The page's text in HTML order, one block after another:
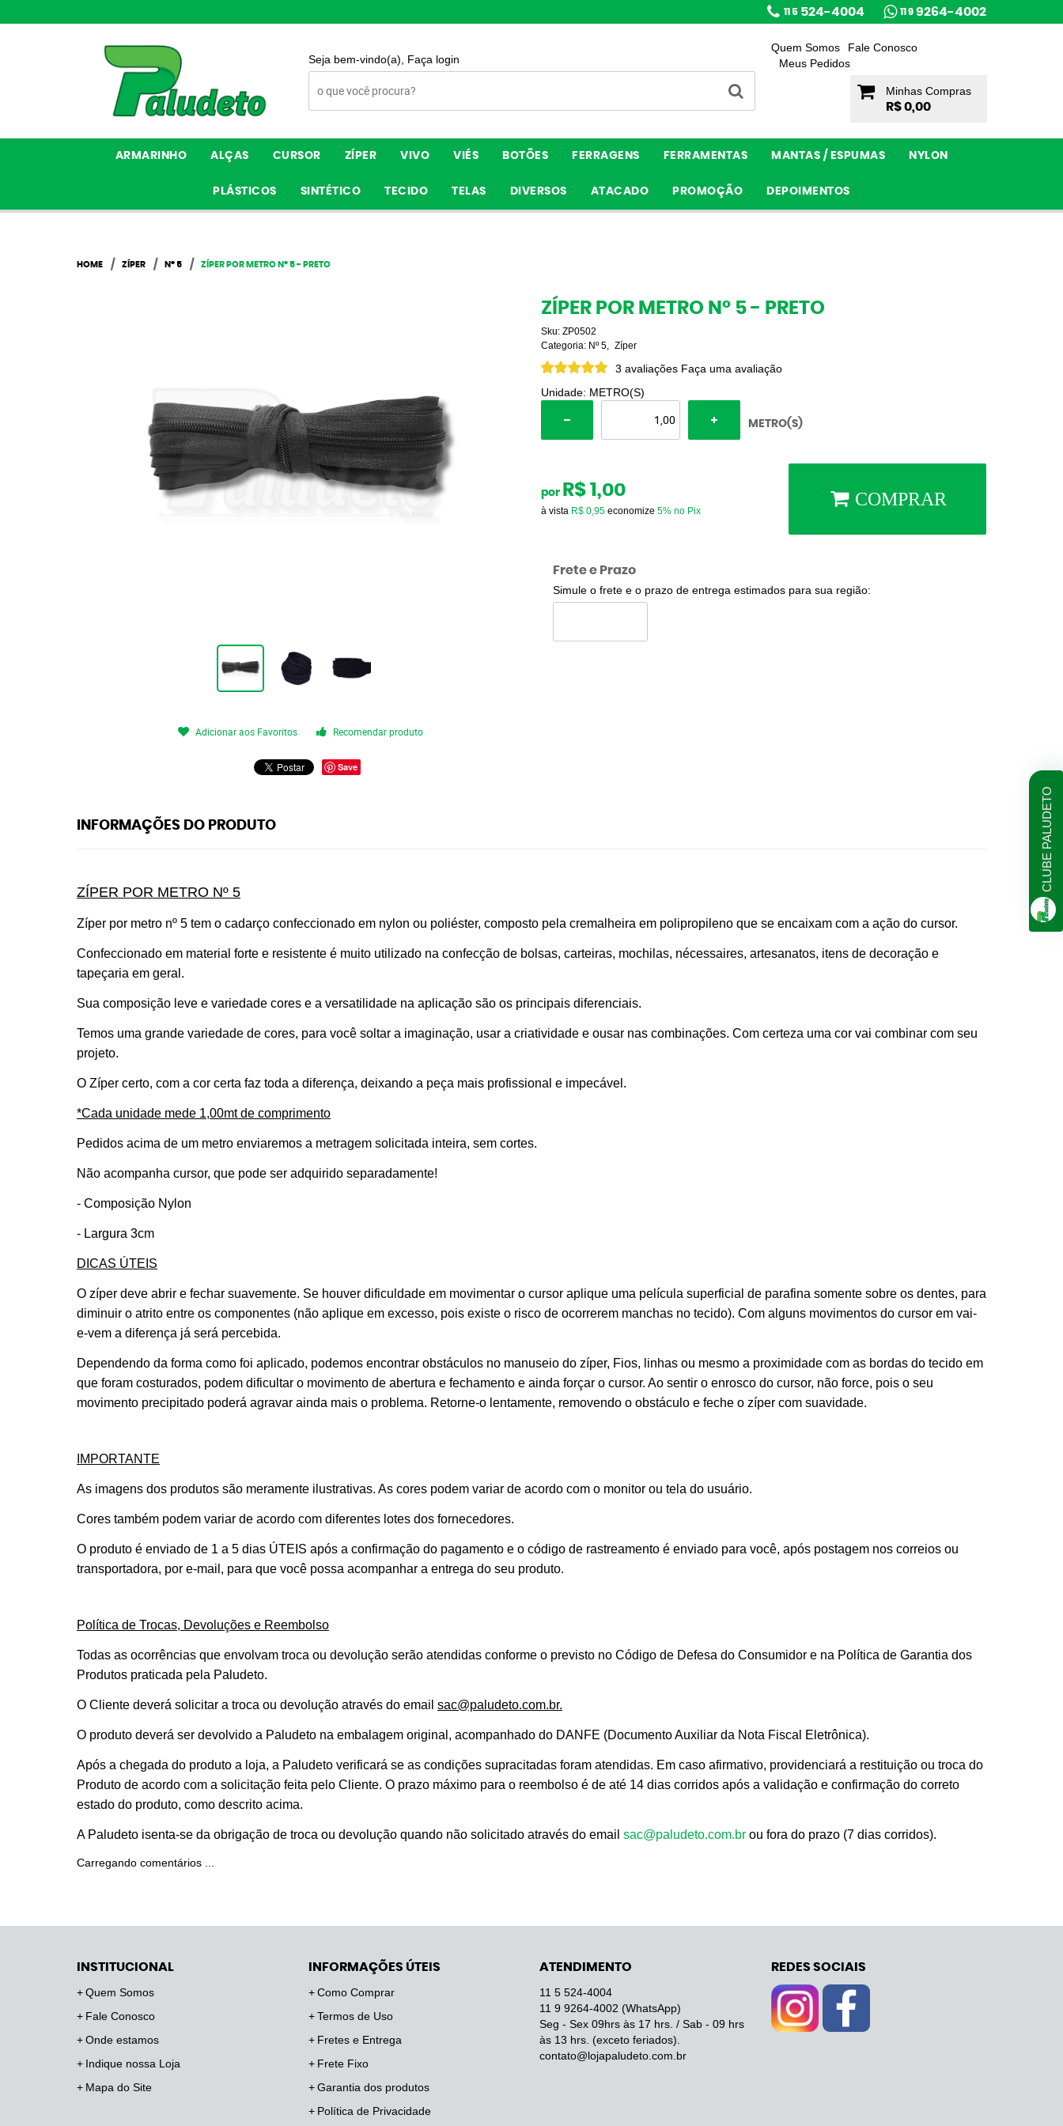
11 5 524-4004 11 9 9264-4002
Seja bem-vindo(a), Faça login
Quem Somos
Fale Conosco
Meus Pedidos
Minhas Compras
R$ 0,00
ARMARINHO ALÇAS CURSOR ZÍPER VIVO VIÉS BOTÕES FERRAGENS FERRAMENTAS MANTAS / ESPUMAS NYLON
PLÁSTICOS SINTÉTICO TECIDO TELAS DIVERSOS ATACADO PROMOÇÃO DEPOIMENTOS
HOME ZÍPER Nº 5 ZÍPER POR METRO Nº 5 - PRETO
Adicionar aos Favoritos Recomendar produto
Save
ZÍPER POR METRO Nº 5 - PRETO
Sku: ZP0502
Categoria: Nº 5 Zíper
3 avaliações Faça uma avaliação
Unidade: METRO(S)
METRO(S)
por R$ 1,00
à vista R$ 0,95economize 5% no Pix
COMPRAR
Frete e Prazo
Simule o frete e o prazo de entrega estimados para sua região:
INFORMAÇÕES DO PRODUTO
ZÍPER POR METRO Nº 5
Zíper por metro nº 5 tem o cadarço confeccionado em nylon ou poliéster, composto pela cremalheira em polipropileno que se encaixam com a ação do cursor.
Confeccionado em material forte e resistente é muito utilizado na confecção de bolsas, carteiras, mochilas, nécessaires, artesanatos, itens de decoração e
tapeçaria em geral.
Sua composição leve e variedade cores e a versatilidade na aplicação são os principais diferenciais.
Temos uma grande variedade de cores, para você soltar a imaginação, usar a criatividade e ousar nas combinações. Com certeza uma cor vai combinar com seu
projeto.
O Zíper certo, com a cor certa faz toda a diferença, deixando a peça mais profissional e impecável.
*Cada unidade mede 1,00mt de comprimento
Pedidos acima de um metro enviaremos a metragem solicitada inteira, sem cortes.
Não acompanha cursor, que pode ser adquirido separadamente!
- Composição Nylon
- Largura 3cm
DICAS ÚTEIS
O zíper deve abrir e fechar suavemente. Se houver dificuldade em movimentar o cursor aplique uma película superficial de parafina somente sobre os dentes, para
diminuir o atrito entre os componentes (não aplique em excesso, pois existe o risco de ocorrerem manchas no tecido). Com alguns movimentos do cursor em vai-
e-vem a diferença já será percebida.
Dependendo da forma como foi aplicado, podemos encontrar obstáculos no manuseio do zíper, Fios, linhas ou mesmo a proximidade com as bordas do tecido em
que foram costurados, podem dificultar o movimento de abertura e fechamento e ainda forçar o cursor. Ao sentir o enrosco do cursor, não force, pois o seu
movimento precipitado poderá agravar ainda mais o problema. Retorne-o lentamente, removendo o obstáculo e feche o zíper com suavidade.
IMPORTANTE
As imagens dos produtos são meramente ilustrativas. As cores podem variar de acordo com o monitor ou tela do usuário.
Cores também podem variar de acordo com diferentes lotes dos fornecedores.
O produto é enviado de 1 a 5 dias ÚTEIS após a confirmação do pagamento e o código de rastreamento é enviado para você, após postagem nos correios ou
transportadora, por e-mail, para que você possa acompanhar a entrega do seu produto.
Política de Trocas, Devoluções e Reembolso
Todas as ocorrências que envolvam troca ou devolução serão atendidas conforme o previsto no Código de Defesa do Consumidor e na Política de Garantia dos
Produtos praticada pela Paludeto.
O Cliente deverá solicitar a troca ou devolução através do email sac@paludeto.com.br.
O produto deverá ser devolvido a Paludeto na embalagem original, acompanhado do DANFE (Documento Auxiliar da Nota Fiscal Eletrônica).
Após a chegada do produto a loja, a Paludeto verificará se as condições supracitadas foram atendidas. Em caso afirmativo, providenciará a restituição ou troca do
Produto de acordo com a solicitação feita pelo Cliente. O prazo máximo para o reembolso é de até 14 dias corridos após a validação e confirmação do correto
estado do produto, como descrito acima.
A Paludeto isenta-se da obrigação de troca ou devolução quando não solicitado através do email sac@paludeto.com.br ou fora do prazo (7 dias corridos).
Carregando comentários ...
INSTITUCIONAL
Quem Somos
Fale Conosco
Onde estamos
Indique nossa Loja
Mapa do Site
INFORMAÇÕES ÚTEIS
Como Comprar
Termos de Uso
Fretes e Entrega
Frete Fixo
Garantia dos produtos
Política de Privacidade
ATENDIMENTO
11 5 524-4004
11 9 9264-4002 (WhatsApp)
Seg - Sex 09hrs às 17 hrs. / Sab - 09 hrs
às 13 hrs. (exceto feriados).
contato@lojapaludeto.com.br
REDES SOCIAIS
CLUBE PALUDETO